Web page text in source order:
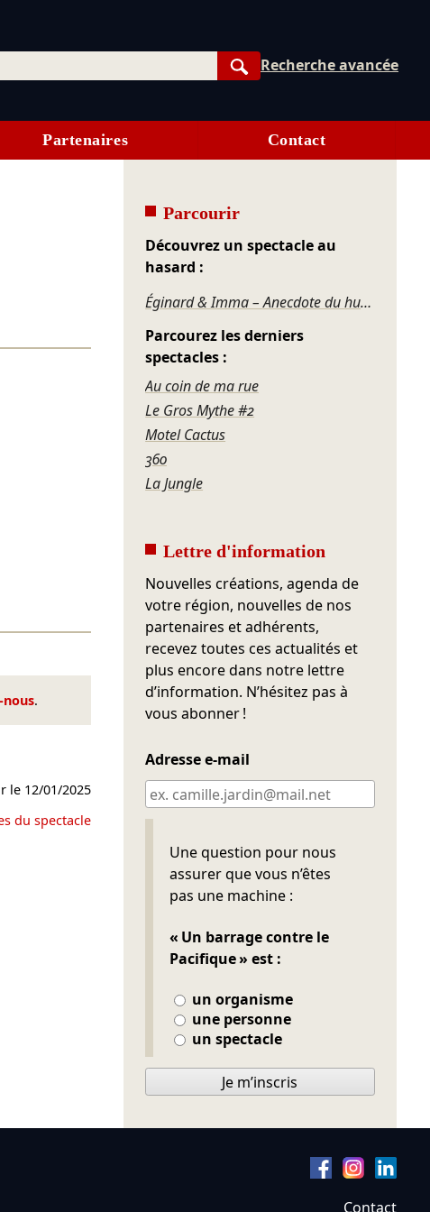
Rechercher
Recherche avancée
Partenaires Contact
.
le 12/01/2025
du spectacle
Parcourir
Découvrez un spectacle au
hasard :
Éginard & Imma – Anecdote du huitième siècle
Parcourez les derniers
spectacles :
Au coin de ma rue
Le Gros Mythe #2
Motel Cactus
360
La Jungle
Lettre d'information
Nouvelles créations, agenda de
votre région, nouvelles de nos
partenaires et adhérents,
recevez toutes ces actualités et
plus encore dans notre lettre
d’information. N’hésitez pas à
vous abonner !
Adresse e-mail
Une question pour nous
assurer que vous n’êtes
pas une machine :
« Un barrage contre le
Pacifique » est :
un organisme
une personne
un spectacle
Ne pas remplir
Je m’inscris
Contact